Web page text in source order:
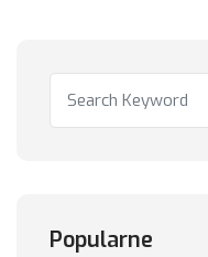
Popularne